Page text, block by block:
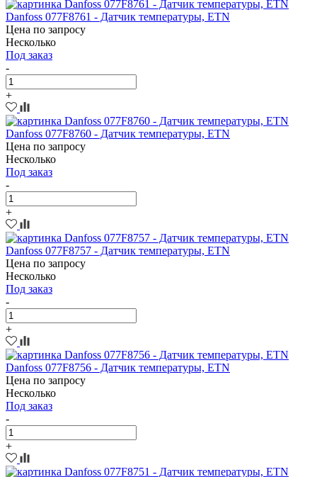
Danfoss 077F8761 - Датчик температуры, ETN
Цена по запросу
Несколько
Под заказ
-
+
Danfoss 077F8760 - Датчик температуры, ETN
Цена по запросу
Несколько
Под заказ
-
+
Danfoss 077F8757 - Датчик температуры, ETN
Цена по запросу
Несколько
Под заказ
-
+
Danfoss 077F8756 - Датчик температуры, ETN
Цена по запросу
Несколько
Под заказ
-
+